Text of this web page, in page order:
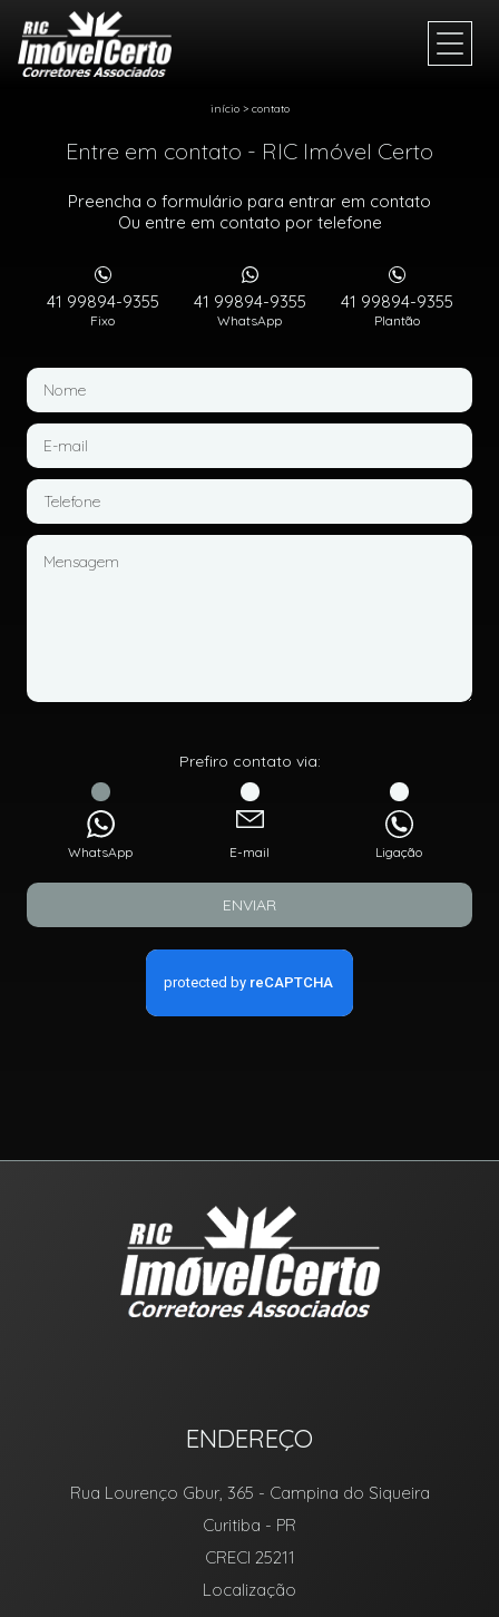
início> contato
Entre em contato - RIC Imóvel Certo
Preencha o formulário para entrar em contato
Ou entre em contato por telefone
41 99894-9355
Fixo
41 99894-9355
WhatsApp
41 99894-9355
Plantão
Prefiro contato via:
WhatsApp E-mail Ligação
ENVIAR
ENDEREÇO
Rua Lourenço Gbur, 365 - Campina do Siqueira
Curitiba - PR
CRECI 25211
Localização